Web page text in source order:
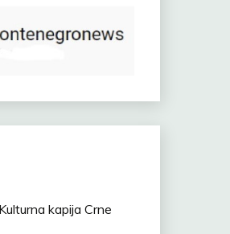
kapija Crne